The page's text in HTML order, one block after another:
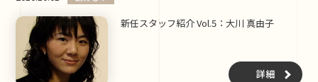
新任スタッフ紹介 Vol.5：大川 真由子
詳細